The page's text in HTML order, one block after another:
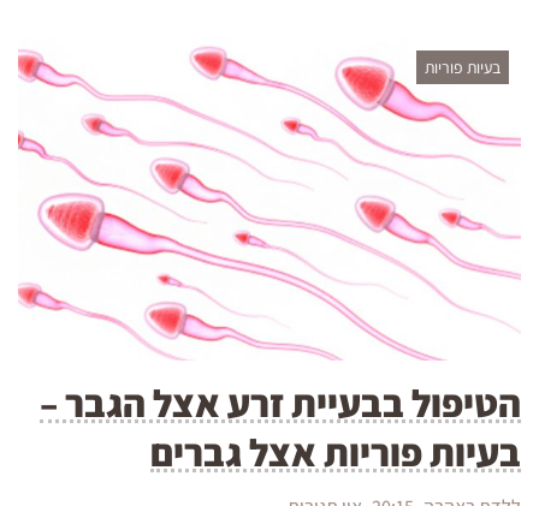
בעיות פוריות
הטיפול בבעיית זרע אצל הגבר –
בעיות פוריות אצל גברים